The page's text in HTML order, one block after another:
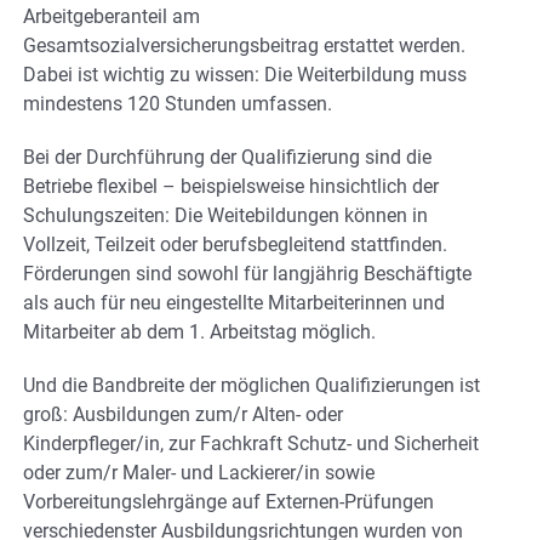
Arbeitgeberanteil am
Gesamtsozialversicherungsbeitrag erstattet werden.
Dabei ist wichtig zu wissen: Die Weiterbildung muss
mindestens 120 Stunden umfassen.
Bei der Durchführung der Qualifizierung sind die
Betriebe flexibel – beispielsweise hinsichtlich der
Schulungszeiten: Die Weitebildungen können in
Vollzeit, Teilzeit oder berufsbegleitend stattfinden.
Förderungen sind sowohl für langjährig Beschäftigte
als auch für neu eingestellte Mitarbeiterinnen und
Mitarbeiter ab dem 1. Arbeitstag möglich.
Und die Bandbreite der möglichen Qualifizierungen ist
groß: Ausbildungen zum/r Alten- oder
Kinderpfleger/in, zur Fachkraft Schutz- und Sicherheit
oder zum/r Maler- und Lackierer/in sowie
Vorbereitungslehrgänge auf Externen-Prüfungen
verschiedenster Ausbildungsrichtungen wurden von